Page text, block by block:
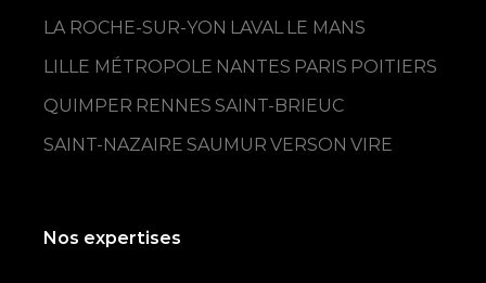
LA ROCHE-SUR-YON LAVAL LE MANS
LILLE MÉTROPOLE NANTES PARIS POITIERS
QUIMPER RENNES SAINT-BRIEUC
SAINT-NAZAIRE SAUMUR VERSON VIRE
Nos expertises